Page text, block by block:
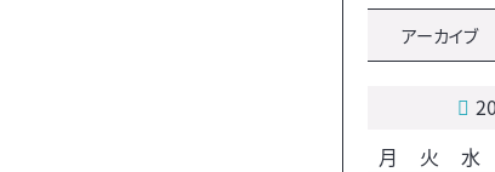
アーカイブ
月
火 水